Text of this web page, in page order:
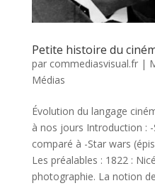
Petite histoire du
par commediasvisual.fr|
Médias
Évolution du langage
à nos jours Introduction :
comparé à -Star wars
Les préalables : 1822 :
photographie. La notion